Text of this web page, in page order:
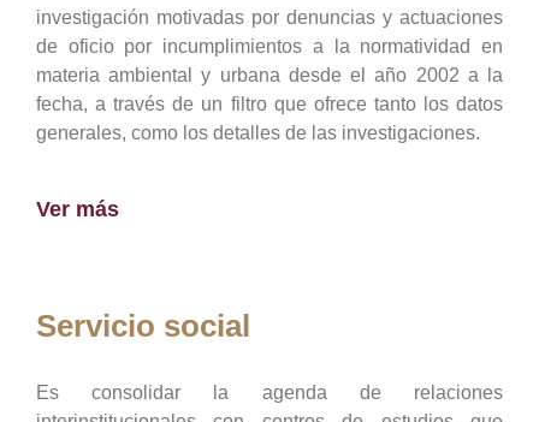
investigación motivadas por denuncias y actuaciones
de oficio por incumplimientos a la normatividad en
materia ambiental y urbana desde el año 2002 a la
fecha, a través de un filtro que ofrece tanto los datos
generales, como los detalles de las investigaciones.
Ver más
Servicio social
Es consolidar la agenda de relaciones